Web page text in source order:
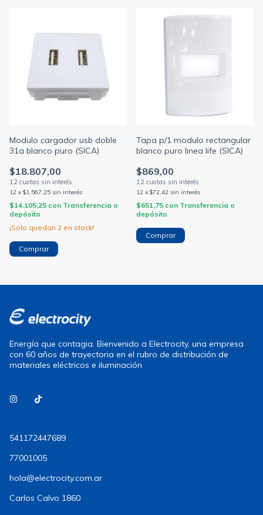
Modulo cargador usb doble
31a blanco puro (SICA)
$18.807,00
12 x $1.567,25 sin interés
$14.105,25 con Transferencia o
depósito
¡Solo quedan 2 en stock!
Tapa p/1 modulo rectangular
blanco puro linea life (SICA)
$869,00
12 x $72,42 sin interés
$651,75 con Transferencia o
depósito
Energía que contagia. Bienvenido a Electrocity, una empresa
con 60 años de trayectoria en el rubro de distribución de
materiales eléctricos e iluminación
541172447689
77001005
hola@electrocity.com.ar
Carlos Calvo 1860